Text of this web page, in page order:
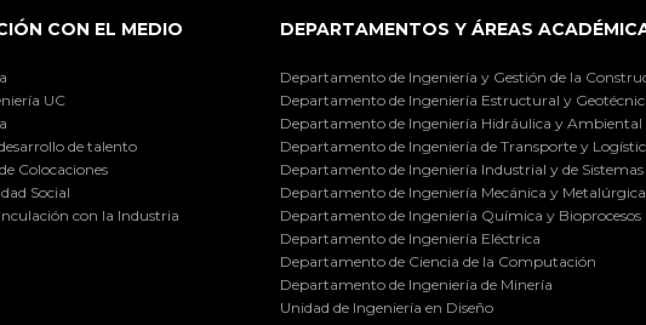
CON EL MEDIO
UC
de talento
Colocaciones
Social
con la Industria
DEPARTAMENTOS Y ÁREAS
Departamento de Ingeniería y Gestión de la
Departamento de Ingeniería Estructural y
Departamento de Ingeniería Hidráulica y Ambiental
Departamento de Ingeniería de Transporte y
Departamento de Ingeniería Industrial y de Sistemas
Departamento de Ingeniería Mecánica y Metalúrgica
Departamento de Ingeniería Química y Bioprocesos
Departamento de Ingeniería Eléctrica
Departamento de Ciencia de la Computación
Departamento de Ingeniería de Minería
Unidad de Ingeniería en Diseño